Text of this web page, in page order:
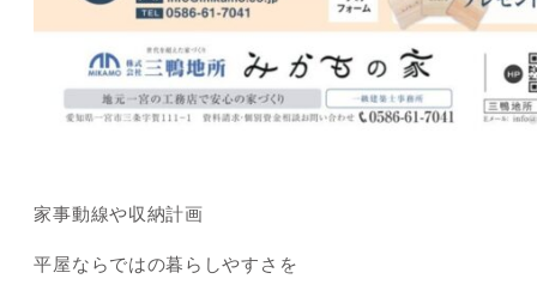
家事動線や収納計画
平屋ならではの暮らしやすさを